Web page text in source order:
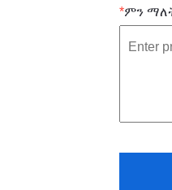
*ምን